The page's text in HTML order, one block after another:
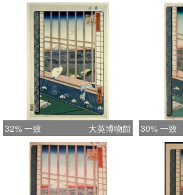
32% 一致 大英博物館 30% 一致